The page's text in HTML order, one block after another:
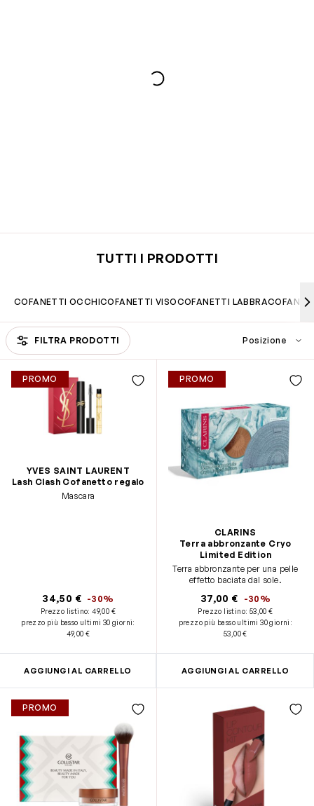
TUTTI I PRODOTTI
COFANETTI OCCHICOFANETTI VISOCOFANETTI LABBRA
FILTRA PRODOTTI
Passa all'elenco prodotti
PROMO
YVES SAINT LAURENT
Lash Clash Cofanetto regalo
Mascara
34,50 € -30%
Prezzo listino:49,00 €
prezzo più basso ultimi 30 giorni:
49,00 €
AGGIUNGI AL CARRELLO
PROMO
CLARINS
Terra abbronzante Cryo
Limited Edition
Terra abbronzante per una pelle
effetto baciata dal sole.
37,00 € -30%
Prezzo listino: 53,00 €
prezzo più basso ultimi 30 giorni :
53,00 €
AGGIUNGI AL CARRELLO
PROMO